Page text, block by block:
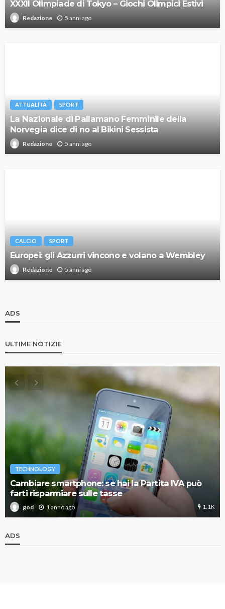
XXXII Olimpiade di Tokyo – Giochi Olimpici Estivi
Redazione 5 anni ago
ATTUALITÀ SPORT
La Nazionale di Pallamano Femminile della
Norvegia dice di no al Bikini Sessista
Redazione 5 anni ago
CALCIO SPORT
Europei: gli Azzurri vincono e volano a Wembley
Redazione 5 anni ago
ADS
ULTIME NOTIZIE
TECHNOLOGY
Cambiare smartphone: se hai la Partita IVA può
farti risparmiare sulle tasse
god 1 anno ago 1.1K
ADS